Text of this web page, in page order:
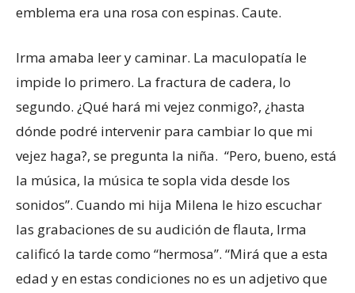
emblema era una rosa con espinas. Caute.
Irma amaba leer y caminar. La maculopatía le
impide lo primero. La fractura de cadera, lo
segundo. ¿Qué hará mi vejez conmigo?, ¿hasta
dónde podré intervenir para cambiar lo que mi
vejez haga?, se pregunta la niña. “Pero, bueno, está
la música, la música te sopla vida desde los
sonidos”. Cuando mi hija Milena le hizo escuchar
las grabaciones de su audición de flauta, Irma
calificó la tarde como “hermosa”. “Mirá que a esta
edad y en estas condiciones no es un adjetivo que